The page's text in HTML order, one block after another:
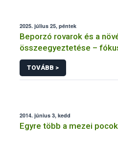
2025. július 25, péntek
Beporzó rovarok és a
összeegyeztetése –
TOVÁBB >
2014. június 3, kedd
Egyre több a mezei pocok